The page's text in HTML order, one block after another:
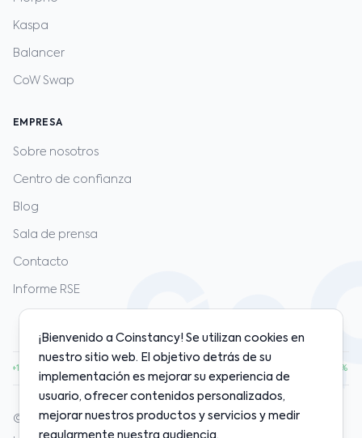
Kaspa
Balancer
CoW Swap
EMPRESA
Sobre nosotros
Centro de confianza
Blog
Sala de prensa
Contacto
Informe RSE
+1.20% +0.50% ·
© 2020-2026 Coinstancy. Todos los derechos reservados.
¡Bienvenido a Coinstancy! Se utilizan cookies en
nuestro sitio web. El objetivo detrás de su
implementación es mejorar su experiencia de
usuario, ofrecer contenidos personalizados,
mejorar nuestros productos y servicios y medir
regularmente nuestra audiencia.